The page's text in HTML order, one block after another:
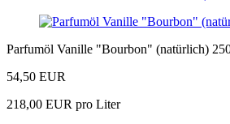
Parfumöl Vanille "Bourbon" (natürlich)
54,50 EUR
218,00 EUR pro Liter